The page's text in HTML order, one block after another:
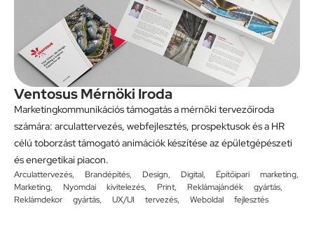
Ventosus Mérnöki Iroda
Marketingkommunikációs támogatás a mérnöki tervezőiroda
számára: arculattervezés, webfejlesztés, prospektusok és a HR
célú toborzást támogató animációk készítése az épületgépészeti
és energetikai piacon.
Arculattervezés, Brandépítés, Design, Digital, Építőipari marketing,
Marketing, Nyomdai kivitelezés, Print, Reklámajándék gyártás,
Reklámdekor gyártás, UX/UI tervezés, Weboldal fejlesztés